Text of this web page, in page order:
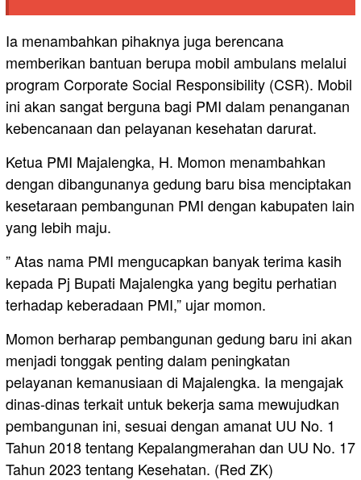
Ia menambahkan pihaknya juga berencana
memberikan bantuan berupa mobil ambulans melalui
program Corporate Social Responsibility (CSR). Mobil
ini akan sangat berguna bagi PMI dalam penanganan
kebencanaan dan pelayanan kesehatan darurat.
Ketua PMI Majalengka, H. Momon menambahkan
dengan dibangunanya gedung baru bisa menciptakan
kesetaraan pembangunan PMI dengan kabupaten lain
yang lebih maju.
” Atas nama PMI mengucapkan banyak terima kasih
kepada Pj Bupati Majalengka yang begitu perhatian
terhadap keberadaan PMI,” ujar momon.
Momon berharap pembangunan gedung baru ini akan
menjadi tonggak penting dalam peningkatan
pelayanan kemanusiaan di Majalengka. Ia mengajak
dinas-dinas terkait untuk bekerja sama mewujudkan
pembangunan ini, sesuai dengan amanat UU No. 1
Tahun 2018 tentang Kepalangmerahan dan UU No. 17
Tahun 2023 tentang Kesehatan. (Red ZK)